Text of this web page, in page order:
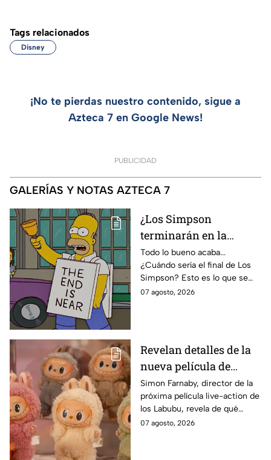
Tags relacionados
Disney
¡No te pierdas nuestro contenido, sigue a
Azteca 7 en Google News!
PUBLICIDAD
GALERÍAS Y NOTAS AZTECA 7
¿Los Simpson
terminarán en la
temporada 40? Actriz
de Bart Simpson da
IMPACTANTE
declaración
Todo lo bueno acaba...
¿Cuándo sería el final de Los
Simpson? Esto es lo que se
sabe:
07 agosto, 2026
Revelan detalles de la
nueva película de
Labubu: de qué tratará
y cuándo se estrena
Simon Farnaby, director de la
próxima película live-action de
los Labubu, revela de qué
tratará la cinta. Aquí te
07 agosto, 2026